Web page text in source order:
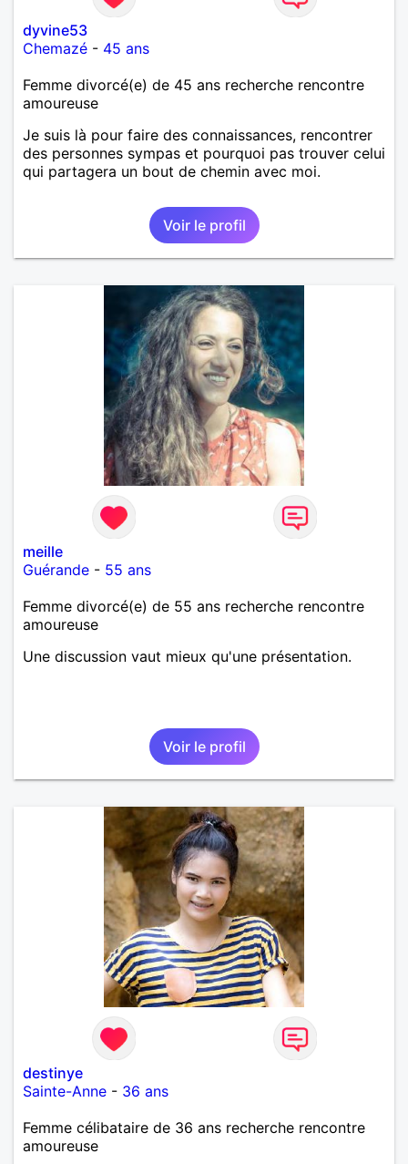
dyvine53
Chemazé - 45 ans
Femme divorcé(e) de 45 ans recherche rencontre
amoureuse
Je suis là pour faire des connaissances, rencontrer
des personnes sympas et pourquoi pas trouver celui
qui partagera un bout de chemin avec moi.
Voir le profil
meille
Guérande - 55 ans
Femme divorcé(e) de 55 ans recherche rencontre
amoureuse
Une discussion vaut mieux qu'une présentation.
Voir le profil
destinye
Sainte-Anne - 36 ans
Femme célibataire de 36 ans recherche rencontre
amoureuse